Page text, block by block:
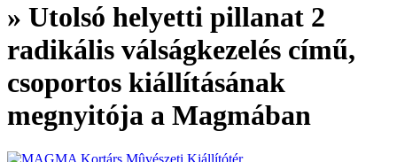
» Utolsó helyetti pillanat 2
radikális válságkezelés című,
csoportos kiállításának
megnyitója a Magmában